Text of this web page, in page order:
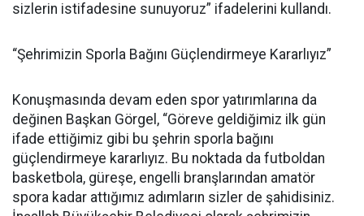
sizlerin istifadesine sunuyoruz” ifadelerini kullandı.
“Şehrimizin Sporla Bağını Güçlendirmeye Kararlıyız”
Konuşmasında devam eden spor yatırımlarına da
değinen Başkan Görgel, “Göreve geldiğimiz ilk gün
ifade ettiğimiz gibi bu şehrin sporla bağını
güçlendirmeye kararlıyız. Bu noktada da futboldan
basketbola, güreşe, engelli branşlarından amatör
spora kadar attığımız adımların sizler de şahidisiniz.